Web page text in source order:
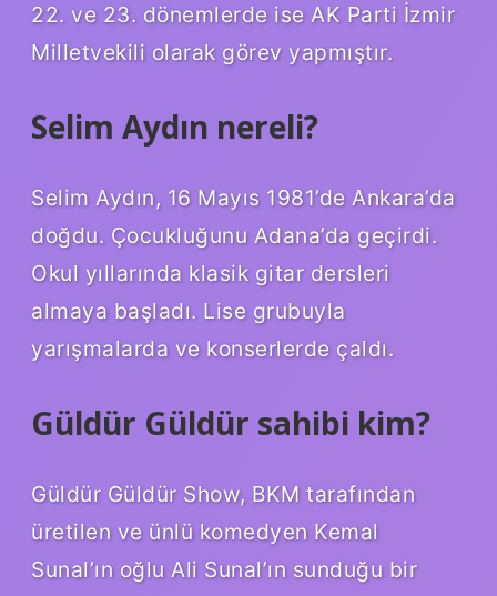
22. ve 23. dönemlerde ise AK Parti İzmir
Milletvekili olarak görev yapmıştır.
Selim Aydın nereli?
Selim Aydın, 16 Mayıs 1981’de Ankara’da
doğdu. Çocukluğunu Adana’da geçirdi.
Okul yıllarında klasik gitar dersleri
almaya başladı. Lise grubuyla
yarışmalarda ve konserlerde çaldı.
Güldür Güldür sahibi kim?
Güldür Güldür Show, BKM tarafından
üretilen ve ünlü komedyen Kemal
Sunal’ın oğlu Ali Sunal’ın sunduğu bir